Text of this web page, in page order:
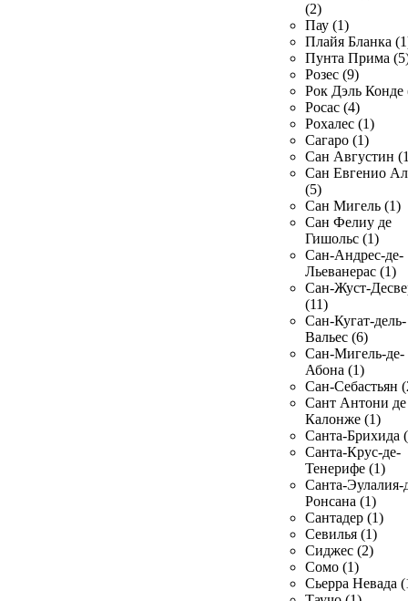
(2)
Пау (1)
Плайя Бланка
Пунта Прима
Розес (9)
Рок Дэль Конде
Росас (4)
Рохалес (1)
Сагаро (1)
Сан Августин
Сан Евгенио
(5)
Сан Мигель (1)
Сан Фелиу де
Гишольс (1)
Сан-Андрес-де-
Льеванерас (1)
Сан-Жуст-
(11)
Сан-Кугат-дель-
Вальес (6)
Сан-Мигель-де-
Абона (1)
Сан-Себастьян
Сант Антони де
Калонже (1)
Санта-Брихида
Санта-Крус-де-
Тенерифе (1)
Санта-Эулалия-
Ронсана (1)
Сантадер (1)
Севилья (1)
Сиджес (2)
Сомо (1)
Сьерра Невада